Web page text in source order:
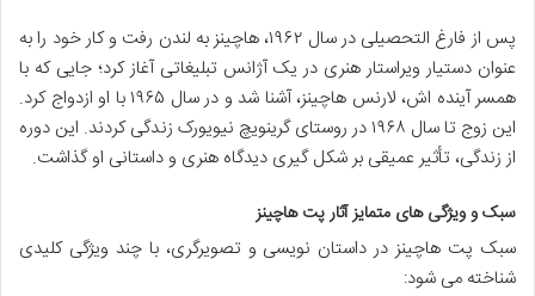
پس از فارغ التحصیلی در سال ۱۹۶۲، هاچینز به لندن رفت و کار خود را به
عنوان دستیار ویراستار هنری در یک آژانس تبلیغاتی آغاز کرد؛ جایی که با
همسر آینده اش، لارنس هاچینز، آشنا شد و در سال ۱۹۶۵ با او ازدواج کرد.
این زوج تا سال ۱۹۶۸ در روستای گرینویچ نیویورک زندگی کردند. این دوره
از زندگی، تأثیر عمیقی بر شکل گیری دیدگاه هنری و داستانی او گذاشت.
سبک و ویژگی های متمایز آثار پت هاچینز
سبک پت هاچینز در داستان نویسی و تصویرگری، با چند ویژگی کلیدی
شناخته می شود: